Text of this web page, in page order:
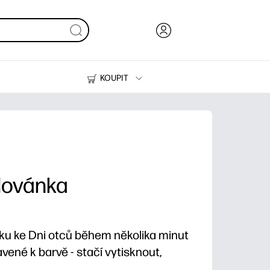
KOUPIT
Tiskárny
ke Dni otců během několika minut
k barvě - stačí vytisknout,